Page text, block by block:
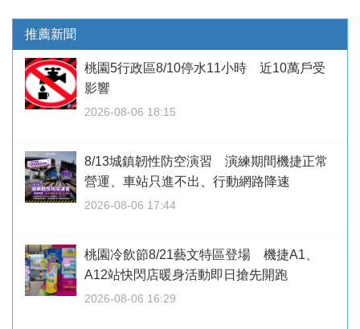
推薦新聞
桃園5行政區8/10停水11小時 近10萬戶受
影響
2026-08-06 18:15
8/13城鎮韌性防空演習 演練期間機捷正常
營運、車站只進不出、行動網路降速
2026-08-06 17:44
桃園冷飲節8/21藝文特區登場 機捷A1、
A12站快閃店暖身活動即日搶先開跑
2026-08-06 16:29